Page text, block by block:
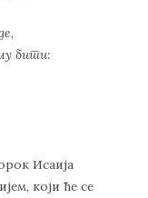
,
бити:
Исаија
који ће се